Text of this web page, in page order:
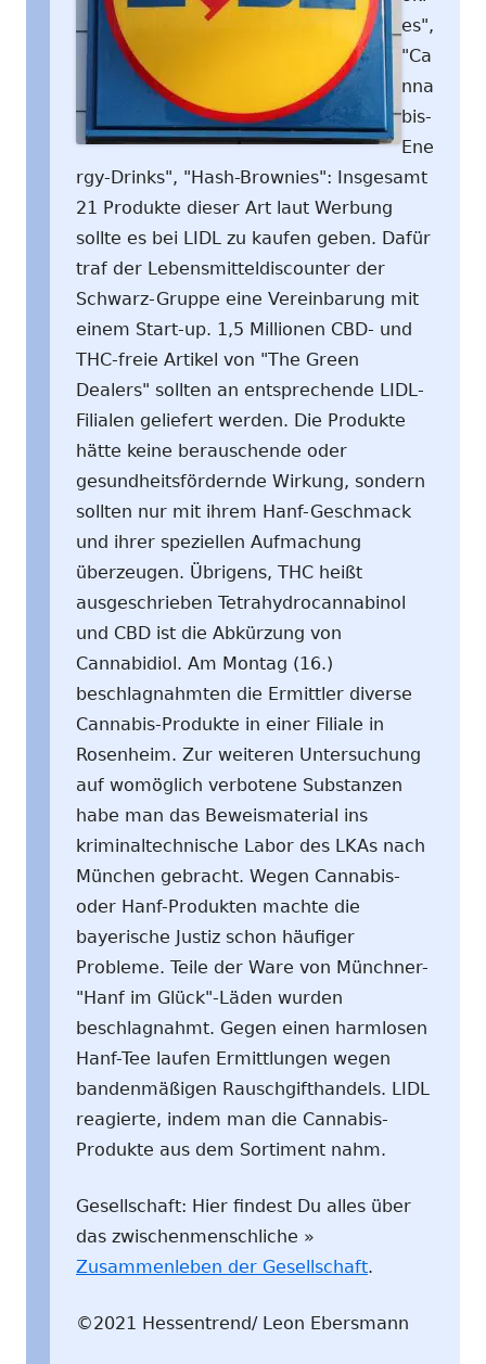
es",
"Ca
nna
bis-
Ene
rgy-Drinks", "Hash-Brownies": Insgesamt
21 Produkte dieser Art laut Werbung
sollte es bei LIDL zu kaufen geben. Dafür
traf der Lebensmitteldiscounter der
Schwarz-Gruppe eine Vereinbarung mit
einem Start-up. 1,5 Millionen CBD- und
THC-freie Artikel von "The Green
Dealers" sollten an entsprechende LIDL-
Filialen geliefert werden. Die Produkte
hätte keine berauschende oder
gesundheitsfördernde Wirkung, sondern
sollten nur mit ihrem Hanf-Geschmack
und ihrer speziellen Aufmachung
überzeugen. Übrigens, THC heißt
ausgeschrieben Tetrahydrocannabinol
und CBD ist die Abkürzung von
Cannabidiol. Am Montag (16.)
beschlagnahmten die Ermittler diverse
Cannabis-Produkte in einer Filiale in
Rosenheim. Zur weiteren Untersuchung
auf womöglich verbotene Substanzen
habe man das Beweismaterial ins
kriminaltechnische Labor des LKAs nach
München gebracht. Wegen Cannabis-
oder Hanf-Produkten machte die
bayerische Justiz schon häufiger
Probleme. Teile der Ware von Münchner-
"Hanf im Glück"-Läden wurden
beschlagnahmt. Gegen einen harmlosen
Hanf-Tee laufen Ermittlungen wegen
bandenmäßigen Rauschgifthandels. LIDL
reagierte, indem man die Cannabis-
Produkte aus dem Sortiment nahm.
Gesellschaft: Hier findest Du alles über
das zwischenmenschliche »
Zusammenleben der Gesellschaft.
©2021 Hessentrend/ Leon Ebersmann